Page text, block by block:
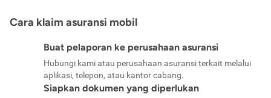
Cara klaim asuransi mobil
Buat pelaporan ke perusahaan asuransi
Hubungi kami atau perusahaan asuransi terkait melalui
aplikasi, telepon, atau kantor cabang.
Siapkan dokumen yang diperlukan